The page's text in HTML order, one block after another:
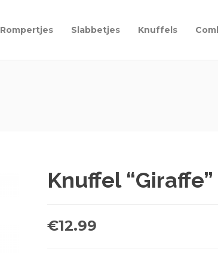
Rompertjes Slabbetjes Knuffels
Knuffel “Giraffe”
€12.99